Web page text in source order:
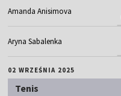
Amanda Anisimova
Aryna Sabalenka
02 WRZEŚNIA 2025
Tenis